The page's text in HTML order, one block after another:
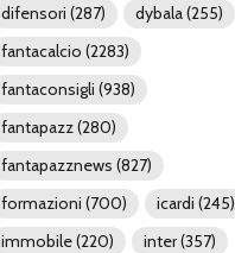
difensori (287) dybala(255)
fantacalcio (2283)
fantaconsigli (938)
fantapazz(280)
fantapazznews (827)
formazioni (700) icardi (245)
immobile(220) inter(357)